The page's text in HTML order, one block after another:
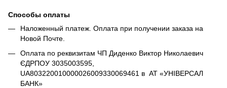
Способы оплаты
Наложенный платеж. Оплата при получении заказа на
Новой Почте.
Оплата по реквизитам ЧП Диденко Виктор Николаевич
ЄДРПОУ 3035003595,
UA803220010000026009330069461 в АТ «УНІВЕРСАЛ
БАНК»